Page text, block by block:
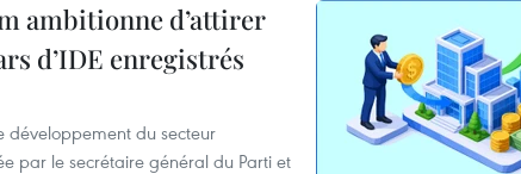
ambitionne d’attirer
d’IDE enregistrés
développement du secteur
par le secrétaire général du Parti et